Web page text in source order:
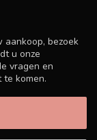
bezoek
u onze
vragen en
komen.